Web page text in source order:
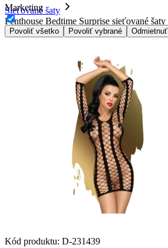
Marketing
Povoliť všetko Povoliť vybrané Odmietnuť
Sieťované šaty
Penthouse Bedtime Surprise sieťované šaty
Kód produktu: D-231439